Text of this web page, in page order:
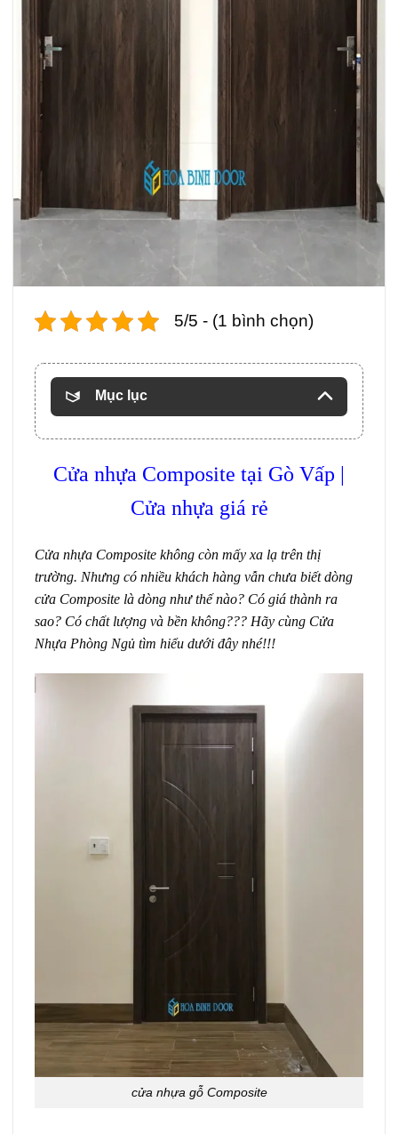
5/5 - (1 bình chọn)
Mục lục
Cửa nhựa Composite tại Gò Vấp |
Cửa nhựa giá rẻ
Cửa nhựa Composite không còn mấy xa lạ trên thị
trường. Nhưng có nhiều khách hàng vẫn chưa biết dòng
cửa Composite là dòng như thế nào? Có giá thành ra
sao? Có chất lượng và bền không??? Hãy cùng Cửa
Nhựa Phòng Ngủ tìm hiểu dưới đây nhé!!!
cửa nhựa gỗ Composite